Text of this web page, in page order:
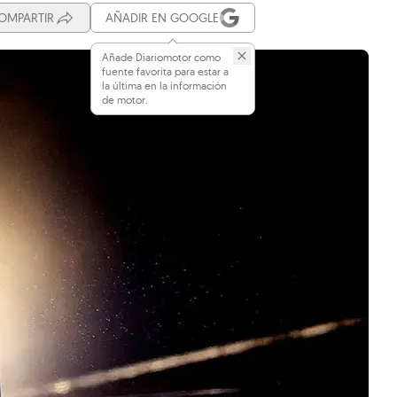
AÑADIR EN GOOGLE
Añade Diariomotor como
fuente favorita para estar a
la última en la información
de motor.